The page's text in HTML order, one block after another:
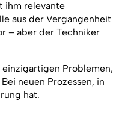
ihm relevante
aus der Vergangenheit
– aber der Techniker
Problemen,
neuen Prozessen, in
hat.